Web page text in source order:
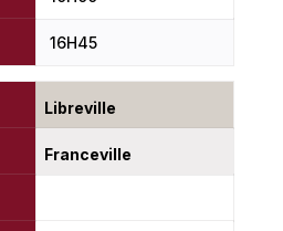
16H45
Libreville
Franceville